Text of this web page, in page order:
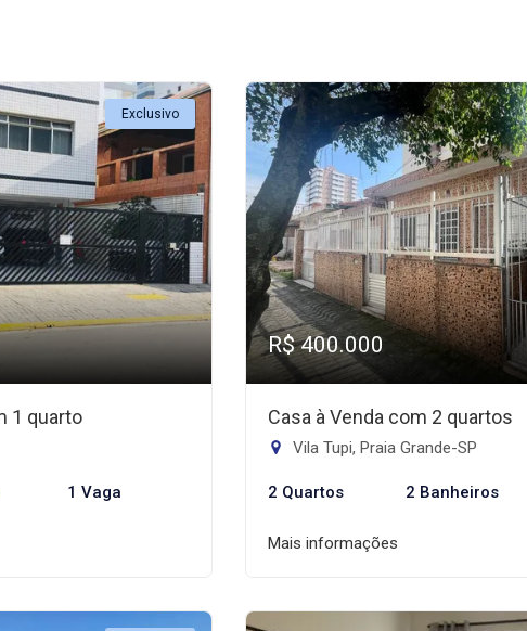
Exclusivo
1 quarto
1 Vaga
R$ 400.000
Casa à Venda com 2 quartos
Vila Tupi, Praia Grande-SP
2 Quartos 2 Banheiros
Mais informações